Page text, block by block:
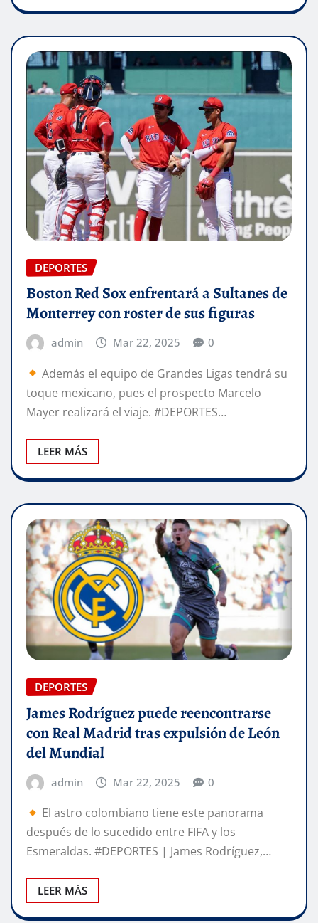
DEPORTES
Boston Red Sox enfrentará a Sultanes de
Monterrey con roster de sus figuras
admin Mar 22, 2025 0
Además el equipo de Grandes Ligas tendrá su
toque mexicano, pues el prospecto Marcelo
Mayer realizará el viaje. #DEPORTES…
LEER MÁS
DEPORTES
James Rodríguez puede reencontrarse
con Real Madrid tras expulsión de León
del Mundial
admin Mar 22, 2025 0
El astro colombiano tiene este panorama
después de lo sucedido entre FIFA y los
Esmeraldas. #DEPORTES | James Rodríguez,…
LEER MÁS